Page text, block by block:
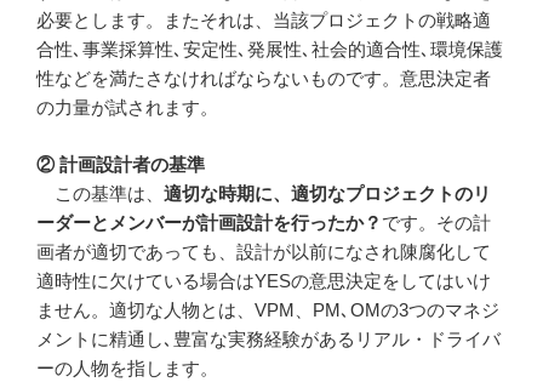
必要とします。またそれは、当該プロジェクトの戦略適
合性､事業採算性､安定性､発展性､社会的適合性､環境保護
性などを満たさなければならないものです。意思決定者
の力量が試されます。
② 計画設計者の基準
この基準は、 適切な時期に、適切なプロジェクトのリ
ーダーとメンバーが計画設計を行ったか？ です。その計
画者が適切であっても、設計が以前になされ陳腐化して
適時性に欠けている場合はYESの意思決定をしてはいけ
ません。適切な人物とは、VPM、PM､OMの3つのマネジ
メントに精通し､豊富な実務経験があるリアル・ドライバ
ーの人物を指します。